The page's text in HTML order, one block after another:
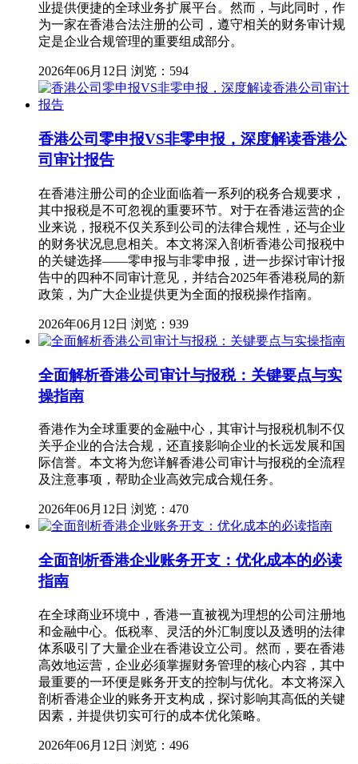
业提供便捷的全球业务扩展平台。然而，与此同时，作
为一家在香港合法注册的公司，遵守相关的财务审计规
定是企业合规管理的重要组成部分。
2026年06月12日 浏览：594
香港公司零申报VS非零申报，深度解读香港公
司审计报告
在香港注册公司的企业面临着一系列的税务合规要求，
其中报税是不可忽视的重要环节。对于在香港运营的企
业来说，报税不仅关系到公司的法律合规性，还与企业
的财务状况息息相关。本文将深入剖析香港公司报税中
的关键选择——零申报与非零申报，进一步探讨审计报
告中的四种不同审计意见，并结合2025年香港税局的新
政策，为广大企业提供更为全面的报税操作指南。
2026年06月12日 浏览：939
全面解析香港公司审计与报税：关键要点与实
操指南
香港作为全球重要的金融中心，其审计与报税机制不仅
关乎企业的合法合规，还直接影响企业的长远发展和国
际信誉。本文将为您详解香港公司审计与报税的全流程
及注意事项，帮助企业高效完成合规任务。
2026年06月12日 浏览：470
全面剖析香港企业账务开支：优化成本的必读
指南
在全球商业环境中，香港一直被视为理想的公司注册地
和金融中心。低税率、灵活的外汇制度以及透明的法律
体系吸引了大量企业在香港设立公司。然而，要在香港
高效地运营，企业必须掌握财务管理的核心内容，其中
最重要的一环便是账务开支的控制与优化。本文将深入
剖析香港企业的账务开支构成，探讨影响其高低的关键
因素，并提供切实可行的成本优化策略。
2026年06月12日 浏览：496